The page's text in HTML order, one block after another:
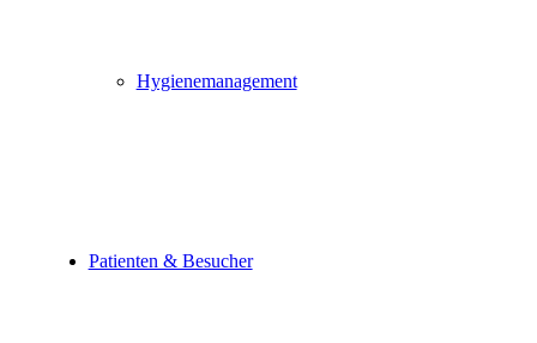
Hygienemanagement
Patienten & Besucher